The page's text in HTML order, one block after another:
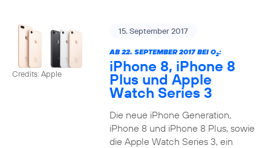
Credits: Apple
15. September 2017
AB 22. SEPTEMBER 2017 BEI O2:
iPhone 8, iPhone 8
Plus und Apple
Watch Series 3
Die neue iPhone Generation,
iPhone 8 und iPhone 8 Plus, sowie
die Apple Watch Series 3, ein